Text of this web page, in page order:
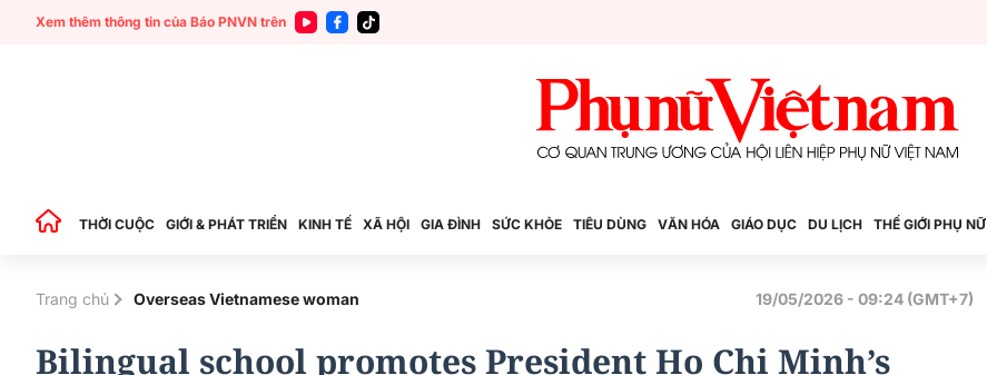
Xem thêm thông tin của Báo PNVN trên
THỜI CUỘC GIỚI & PHÁT TRIỂN KINH TẾ XÃ HỘI GIA ĐÌNH SỨC KHỎE TIÊU DÙNG VĂN HÓA GIÁO DỤC DU LỊCH THẾ GIỚI PHỤ NỮ
Trang chủ Overseas Vietnamese woman 19/05/2026 - 09:24 (GMT+7)
Bilingual school promotes President Ho Chi Minh’s